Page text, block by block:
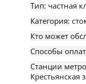
Тип: частная
Категория:
Кто может
Способы
Станции
Крестьянская